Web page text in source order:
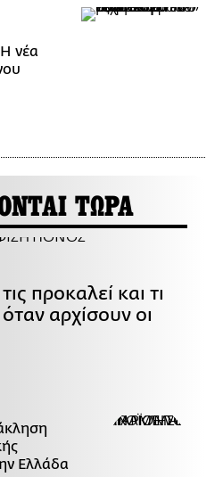
νέα
ΤΩΡΑ
προκαλεί και τι
αρχίσουν οι
Ελλάδα